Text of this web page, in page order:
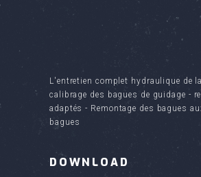
L'entretien complet hydraulique de
calibrage des bagues de guidage -
adaptés - Remontage des bagues
bagues
DOWNLOAD